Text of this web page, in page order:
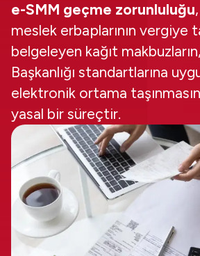
e-SMM geçme zorunluluğu
meslek erbaplarının vergiye
belgeleyen kağıt
Başkanlığı standartlarına
elektronik ortama
yasal bir süreçtir.